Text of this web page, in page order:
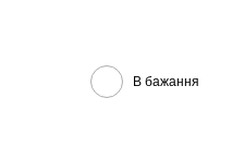
В бажання